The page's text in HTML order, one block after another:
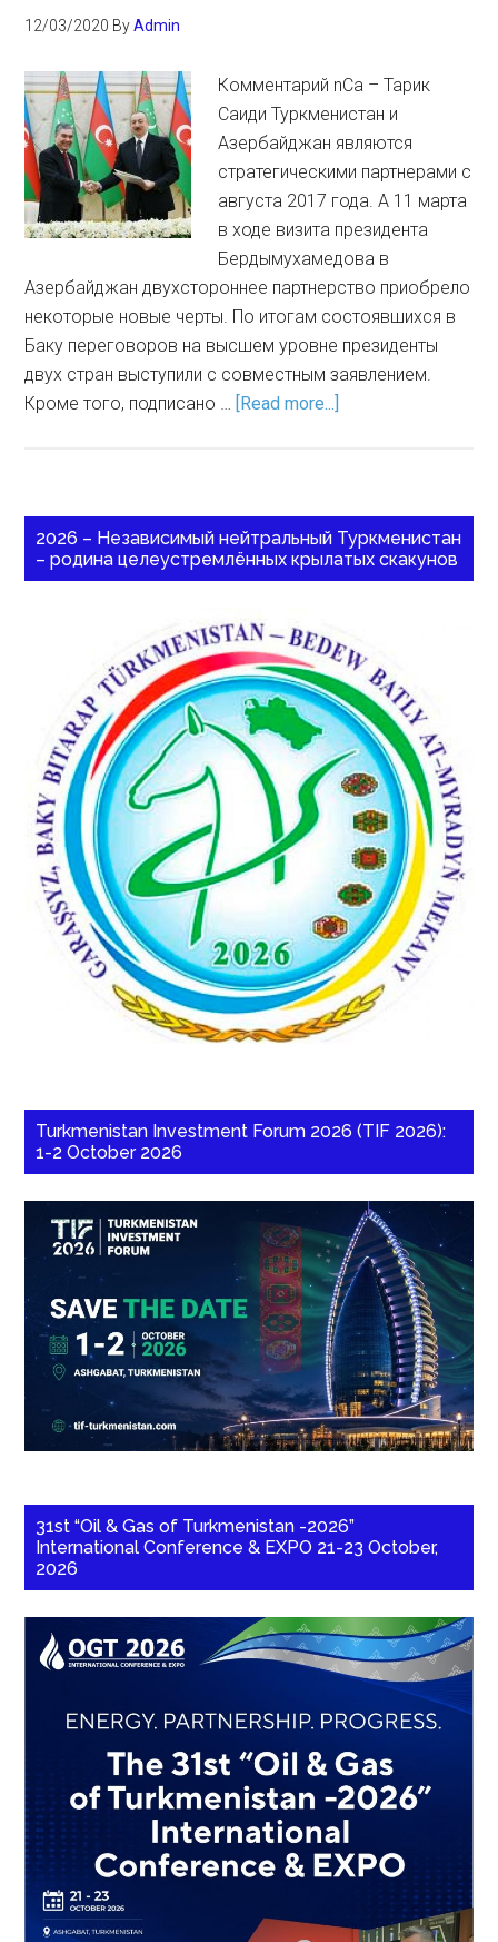
12/03/2020 ByAdmin
Комментарий nCa – Тарик
Саиди Туркменистан и
Азербайджан являются
стратегическими партнерами с
августа 2017 года. А 11 марта
в ходе визита президента
Бердымухамедова в
Азербайджан двухстороннее партнерство приобрело
некоторые новые черты. По итогам состоявшихся в
Баку переговоров на высшем уровне президенты
двух стран выступили с совместным заявлением.
Кроме того, подписано … [Read more...]
2026 – Независимый нейтральный Туркменистан
– родина целеустремлённых крылатых скакунов
Turkmenistan Investment Forum 2026 (TIF 2026):
1-2 October 2026
31st “Oil & Gas of Turkmenistan -2026”
International Conference & EXPO 21-23 October,
2026